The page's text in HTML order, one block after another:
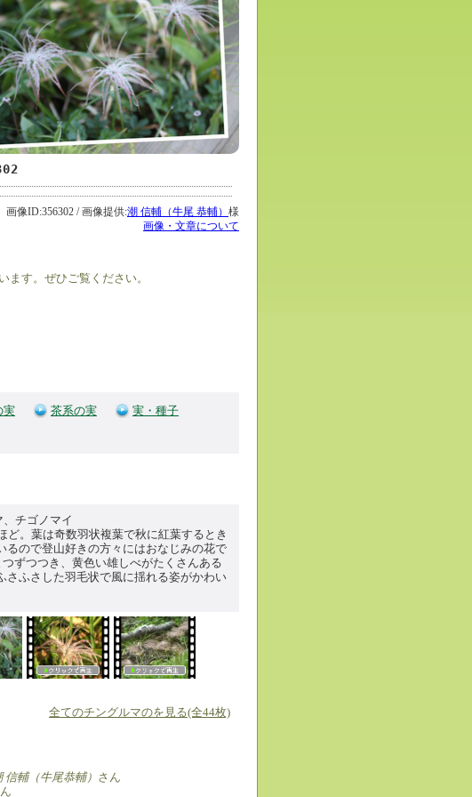
画像ID:356302 / 画像提供:潮 信輔（牛尾 恭輔） 様
画像・文章について
ます。ぜひご覧ください。
実 茶系の実
実・種子
チゴノマイ
。葉は奇数羽状複葉で秋に紅葉するとき
ので登山好きの方々にはおなじみの花で
ずつつき、黄色い雄しべがたくさんある
ふさした羽毛状で風に揺れる姿がかわい
全てのチングルマのを見る(全44枚)
信輔（牛尾恭輔） さん